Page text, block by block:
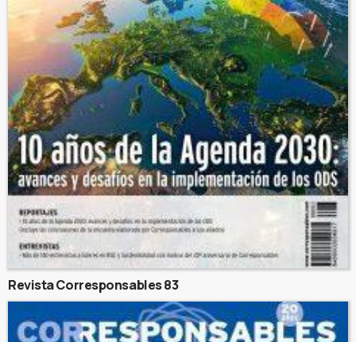
Revista Corresponsables 83